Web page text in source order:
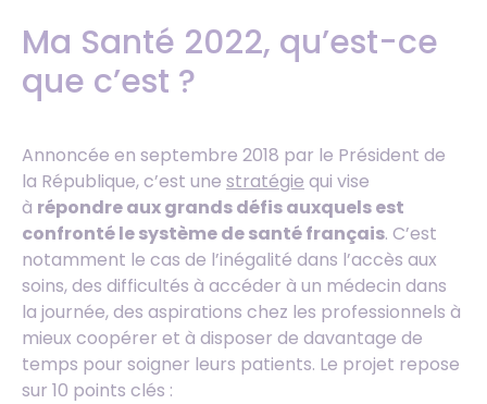
Ma Santé 2022, qu’est-ce
que c’est ?
Annoncée en septembre 2018 par le Président de
la République, c’est une stratégie qui vise
à répondre aux grands défis auxquels est
confronté le système de santé français. C’est
notamment le cas de l’inégalité dans l’accès aux
soins, des difficultés à accéder à un médecin dans
la journée, des aspirations chez les professionnels à
mieux coopérer et à disposer de davantage de
temps pour soigner leurs patients. Le projet repose
sur 10 points clés :